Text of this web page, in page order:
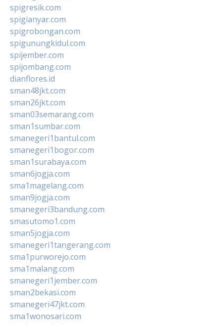
spigresik.com
spigianyar.com
spigrobongan.com
spigunungkidul.com
spijember.com
spijombang.com
dianflores.id
sman48jkt.com
sman26jkt.com
sman03semarang.com
sman1sumbar.com
smanegeri1bantul.com
smanegeri1bogor.com
sman1surabaya.com
sman6jogja.com
sma1magelang.com
sman9jogja.com
smanegeri3bandung.com
smasutomo1.com
sman5jogja.com
smanegeri1tangerang.com
sma1purworejo.com
sma1malang.com
smanegeri1jember.com
sman2bekasi.com
smanegeri47jkt.com
sma1wonosari.com